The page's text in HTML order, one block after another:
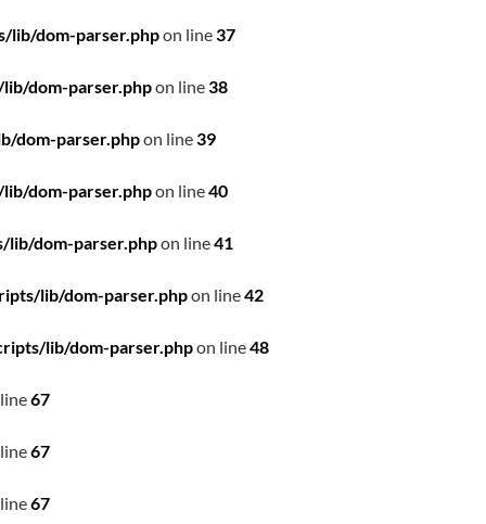
dom-parser.phpon line37
dom-parser.phpon line38
dom-parser.phpon line39
dom-parser.phpon line40
dom-parser.phpon line41
lib/dom-parser.phpon line42
lib/dom-parser.phpon line48
67
67
67